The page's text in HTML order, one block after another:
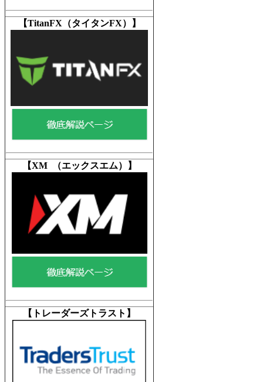
【TitanFX（タイタンFX） 】
【XM （エックスエム） 】
【トレーダーズトラスト 】